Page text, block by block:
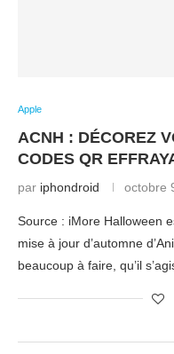
Apple
ACNH : DÉCOREZ
CODES QR
par iphondroid octobre
Source : iMore Halloween
mise à jour d’automne
beaucoup à faire, qu’il